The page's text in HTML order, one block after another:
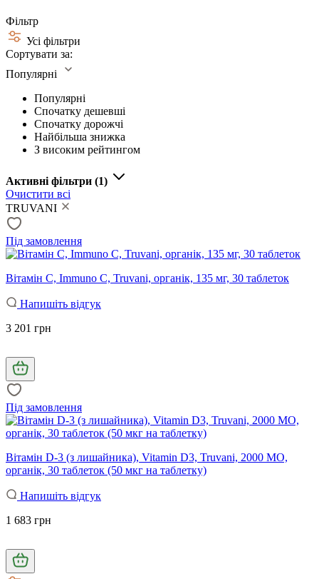
Фільтр
Усі фільтри
Сортувати за:
Популярні
Популярні
Спочатку дешевші
Спочатку дорожчі
Найбільша знижка
З високим рейтингом
Активні фільтри (1)
Очистити всі
TRUVANI
Під замовлення
Вітамін С, Immuno C, Truvani, органік, 135 мг, 30 таблеток
Напишіть відгук
3 201 грн
Під замовлення
Вітамін D-3 (з лишайника), Vitamin D3, Truvani, 2000 МО,
органік, 30 таблеток (50 мкг на таблетку)
Напишіть відгук
1 683 грн